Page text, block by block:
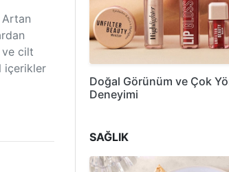
ve cilt
içerikler
Doğal Görünüm ve Çok
Deneyimi
SAĞLIK